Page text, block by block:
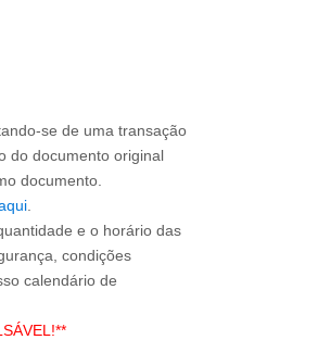
se de uma transação
do documento original
documento.
e o horário das
condições
calendário de